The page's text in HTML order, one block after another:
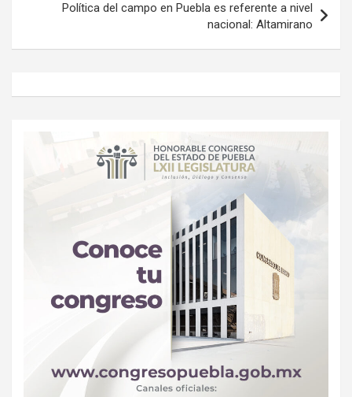
Política del campo en Puebla es referente a nivel
nacional: Altamirano